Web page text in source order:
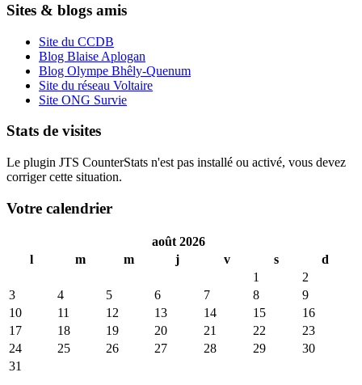
Sites & blogs amis
Site du CCDB
Blog Blaise Aplogan
Blog Olympe Bhêly-Quenum
Site du réseau Voltaire
Site ONG Survie
Stats de visites
Le plugin JTS CounterStats n'est pas installé ou activé, vous devez
corriger cette situation.
Votre calendrier
août 2026
l
m m j v s
d
1
2
3
4 5 6 7 8
9
10
11 12 13 14 15
16
17
18 19 20 21 22
23
24
25 26 27 28 29
30
31